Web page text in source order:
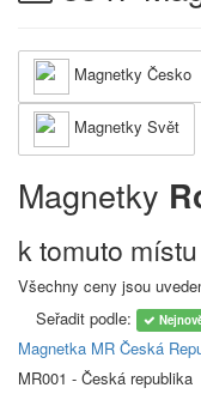
Magnetky Česko
Magnetky Svět
Magnetky
k tomuto
Všechny ceny jsou
Seřadit podle:
Magnetka MR Česká
MR001 - Česká republika